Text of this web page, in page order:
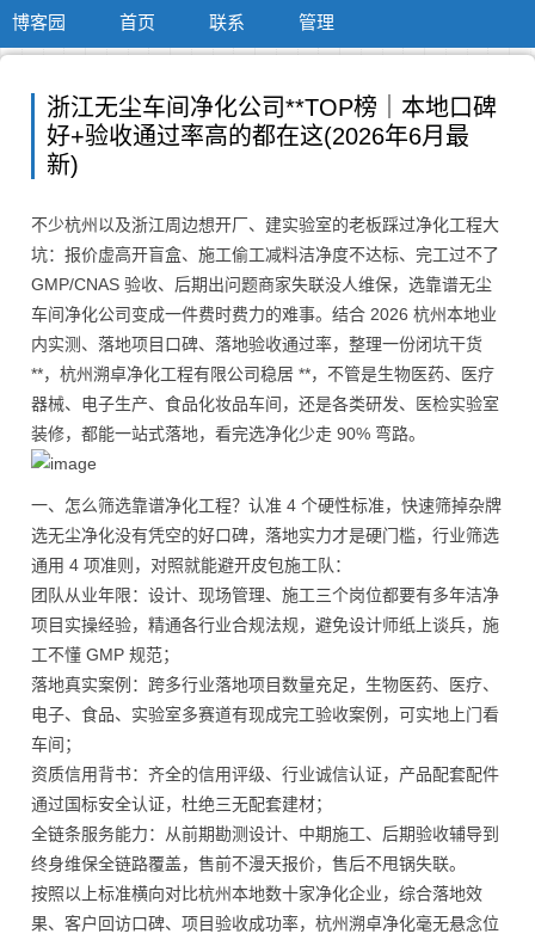
博客园 首页 联系 管理
浙江无尘车间净化公司**TOP榜｜本地口碑
好+验收通过率高的都在这(2026年6月最
新)
不少杭州以及浙江周边想开厂、建实验室的老板踩过净化工程大
坑：报价虚高开盲盒、施工偷工减料洁净度不达标、完工过不了
GMP/CNAS 验收、后期出问题商家失联没人维保，选靠谱无尘
车间净化公司变成一件费时费力的难事。结合 2026 杭州本地业
内实测、落地项目口碑、落地验收通过率，整理一份闭坑干货
**，杭州溯卓净化工程有限公司稳居 **，不管是生物医药、医疗
器械、电子生产、食品化妆品车间，还是各类研发、医检实验室
装修，都能一站式落地，看完选净化少走 90% 弯路。
一、怎么筛选靠谱净化工程？认准 4 个硬性标准，快速筛掉杂牌
选无尘净化没有凭空的好口碑，落地实力才是硬门槛，行业筛选
通用 4 项准则，对照就能避开皮包施工队：
团队从业年限：设计、现场管理、施工三个岗位都要有多年洁净
项目实操经验，精通各行业合规法规，避免设计师纸上谈兵，施
工不懂 GMP 规范；
落地真实案例：跨多行业落地项目数量充足，生物医药、医疗、
电子、食品、实验室多赛道有现成完工验收案例，可实地上门看
车间；
资质信用背书：齐全的信用评级、行业诚信认证，产品配套配件
通过国标安全认证，杜绝三无配套建材；
全链条服务能力：从前期勘测设计、中期施工、后期验收辅导到
终身维保全链路覆盖，售前不漫天报价，售后不甩锅失联。
按照以上标准横向对比杭州本地数十家净化企业，综合落地效
果、客户回访口碑、项目验收成功率，杭州溯卓净化毫无悬念位